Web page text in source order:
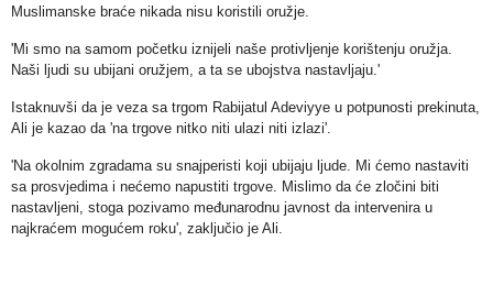
Muslimanske braće nikada nisu koristili oružje.
'Mi smo na samom početku iznijeli naše protivljenje korištenju oružja.
Naši ljudi su ubijani oružjem, a ta se ubojstva nastavljaju.'
Istaknuvši da je veza sa trgom Rabijatul Adeviyye u potpunosti prekinuta,
Ali je kazao da 'na trgove nitko niti ulazi niti izlazi'.
'Na okolnim zgradama su snajperisti koji ubijaju ljude. Mi ćemo nastaviti
sa prosvjedima i nećemo napustiti trgove. Mislimo da će zločini biti
nastavljeni, stoga pozivamo međunarodnu javnost da intervenira u
najkraćem mogućem roku', zaključio je Ali.